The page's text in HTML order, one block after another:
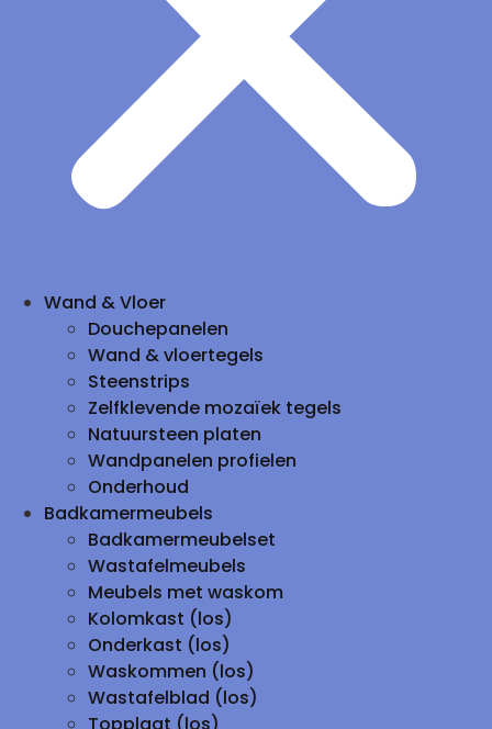
Wand & Vloer
Douchepanelen
Wand & vloertegels
Steenstrips
Zelfklevende mozaïek tegels
Natuursteen platen
Wandpanelen profielen
Onderhoud
Badkamermeubels
Badkamermeubelset
Wastafelmeubels
Meubels met waskom
Kolomkast (los)
Onderkast (los)
Waskommen (los)
Wastafelblad (los)
Topplaat (los)